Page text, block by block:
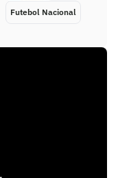
Futebol Nacional